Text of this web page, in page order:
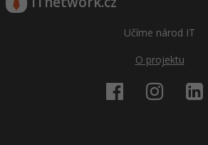
Učíme národ IT
O projektu